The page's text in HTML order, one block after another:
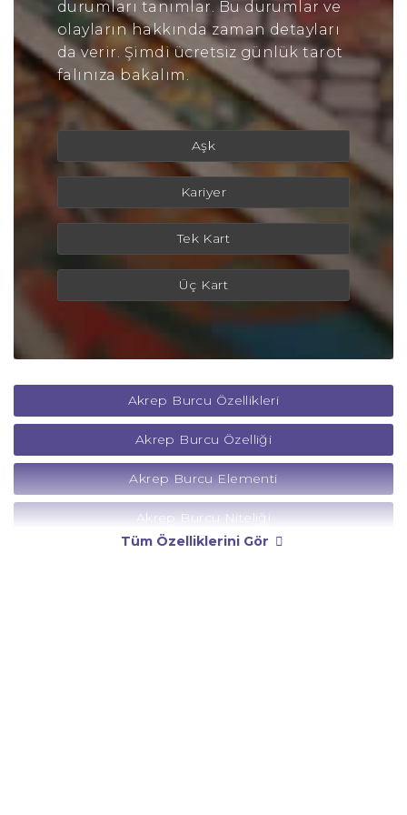
durumları tanımlar. Bu durumlar ve
olayların hakkında zaman detayları
da verir. Şimdi ücretsiz günlük tarot
falınıza bakalım.
Aşk
Kariyer
Tek Kart
Üç Kart
Akrep Burcu Özellikleri
Akrep Burcu Özelliği
Akrep Burcu Elementi
Akrep Burcu Niteliği
Tüm Özelliklerini Gör